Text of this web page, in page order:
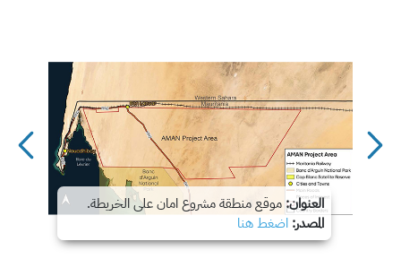
العنوان: موقع منطقة مشروع امان على الخريطة.
المصدر: اضغط هنا